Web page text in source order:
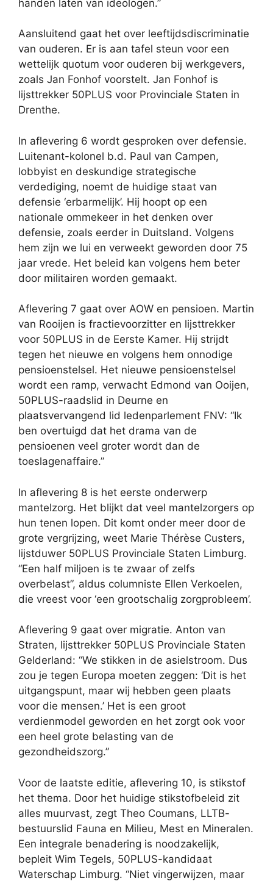
handen laten van ideologen.”
Aansluitend gaat het over leeftijdsdiscriminatie
van ouderen. Er is aan tafel steun voor een
wettelijk quotum voor ouderen bij werkgevers,
zoals Jan Fonhof voorstelt. Jan Fonhof is
lijsttrekker 50PLUS voor Provinciale Staten in
Drenthe.
In aflevering 6 wordt gesproken over defensie.
Luitenant-kolonel b.d. Paul van Campen,
lobbyist en deskundige strategische
verdediging, noemt de huidige staat van
defensie ‘erbarmelijk’. Hij hoopt op een
nationale ommekeer in het denken over
defensie, zoals eerder in Duitsland. Volgens
hem zijn we lui en verweekt geworden door 75
jaar vrede. Het beleid kan volgens hem beter
door militairen worden gemaakt.
Aflevering 7 gaat over AOW en pensioen. Martin
van Rooijen is fractievoorzitter en lijsttrekker
voor 50PLUS in de Eerste Kamer. Hij strijdt
tegen het nieuwe en volgens hem onnodige
pensioenstelsel. Het nieuwe pensioenstelsel
wordt een ramp, verwacht Edmond van Ooijen,
50PLUS-raadslid in Deurne en
plaatsvervangend lid ledenparlement FNV: “Ik
ben overtuigd dat het drama van de
pensioenen veel groter wordt dan de
toeslagenaffaire.”
In aflevering 8 is het eerste onderwerp
mantelzorg. Het blijkt dat veel mantelzorgers op
hun tenen lopen. Dit komt onder meer door de
grote vergrijzing, weet Marie Thérèse Custers,
lijstduwer 50PLUS Provinciale Staten Limburg.
“Een half miljoen is te zwaar of zelfs
overbelast”, aldus columniste Ellen Verkoelen,
die vreest voor ‘een grootschalig zorgprobleem’.
Aflevering 9 gaat over migratie. Anton van
Straten, lijsttrekker 50PLUS Provinciale Staten
Gelderland: “We stikken in de asielstroom. Dus
zou je tegen Europa moeten zeggen: ‘Dit is het
uitgangspunt, maar wij hebben geen plaats
voor die mensen.’ Het is een groot
verdienmodel geworden en het zorgt ook voor
een heel grote belasting van de
gezondheidszorg.”
Voor de laatste editie, aflevering 10, is stikstof
het thema. Door het huidige stikstofbeleid zit
alles muurvast, zegt Theo Coumans, LLTB-
bestuurslid Fauna en Milieu, Mest en Mineralen.
Een integrale benadering is noodzakelijk,
bepleit Wim Tegels, 50PLUS-kandidaat
Waterschap Limburg. “Niet vingerwijzen, maar